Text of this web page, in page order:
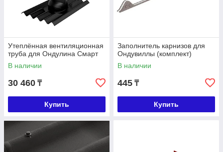
Утеплённая вентиляционная
труба для Ондулина Смарт
В наличии
30 460 ₸
Купить
Заполнитель карнизов для
Ондувиллы (комплект)
В наличии
445 ₸
Купить